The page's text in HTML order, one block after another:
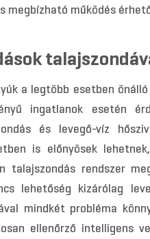
megbízható működés
a legtöbb esetben
ingatlanok esetén
és levegő-víz
is előnyösek
rendszer
lehetőség kizárólag
mindkét probléma
ellenőrző intelligens